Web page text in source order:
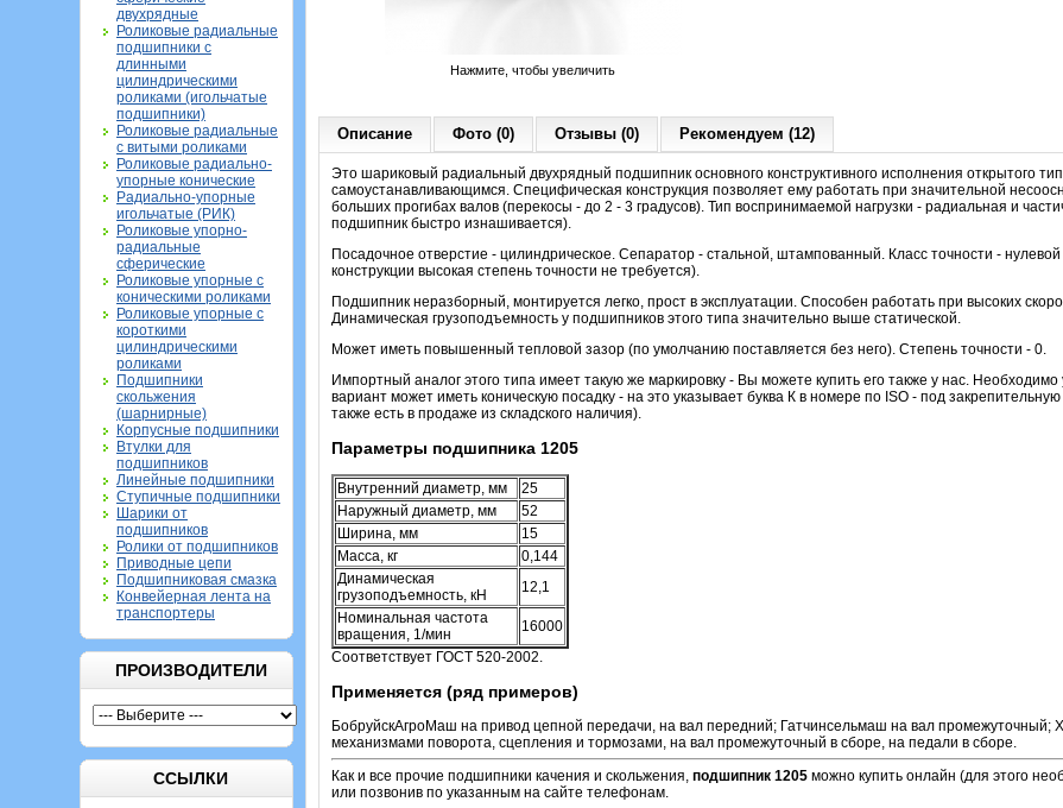
двухрядные
Роликовые радиальные
подшипники с
длинными
цилиндрическими
роликами (игольчатые
подшипники)
Роликовые радиальные
с витыми роликами
Роликовые радиально-
упорные конические
Радиально-упорные
игольчатые (РИК)
Роликовые упорно-
радиальные
сферические
Роликовые упорные с
коническими роликами
Роликовые упорные с
короткими
цилиндрическими
роликами
Подшипники
скольжения
(шарнирные)
Корпусные подшипники
Втулки для
подшипников
Линейные подшипники
Ступичные подшипники
Шарики от
подшипников
Ролики от подшипников
Приводные цепи
Подшипниковая смазка
Конвейерная лента на
транспортеры
ПРОИЗВОДИТЕЛИ
ССЫЛКИ
Нажмите, чтобы увеличить
Описание Фото (0) Отзывы (0) Рекомендуем (12)
Это шариковый радиальный двухрядный подшипник основного конструктивного исполнения открытого
самоустанавливающимся. Специфическая конструкция позволяет ему работать при значительной
больших прогибах валов (перекосы - до 2 - 3 градусов). Тип воспринимаемой нагрузки - радиальная и
подшипник быстро изнашивается).
Посадочное отверстие - цилиндрическое. Сепаратор - стальной, штампованный. Класс точности -
конструкции высокая степень точности не требуется).
Подшипник неразборный, монтируется легко, прост в эксплуатации. Способен работать при высоких
Динамическая грузоподъемность у подшипников этого типа значительно выше статической.
Может иметь повышенный тепловой зазор (по умолчанию поставляется без него). Степень точности - 0.
Импортный аналог этого типа имеет такую же маркировку - Вы можете купить его также у нас.
вариант может иметь коническую посадку - на это указывает буква К в номере по ISO - под
также есть в продаже из складского наличия).
Параметры подшипника 1205
Внутренний диаметр, мм
25
Наружный диаметр, мм
52
Ширина, мм
15
Масса, кг
0,144
Динамическая
грузоподъемность, кН
12,1
Номинальная частота
вращения, 1/мин
16000
Соответствует ГОСТ 520-2002.
Применяется (ряд примеров)
БобруйскАгроМаш на привод цепной передачи, на вал передний; Гатчинсельмаш на вал промежуточный;
механизмами поворота, сцепления и тормозами, на вал промежуточный в сборе, на педали в сборе.
Как и все прочие подшипники качения и скольжения, подшипник 1205 можно купить онлайн (для этого
или позвонив по указанным на сайте телефонам.